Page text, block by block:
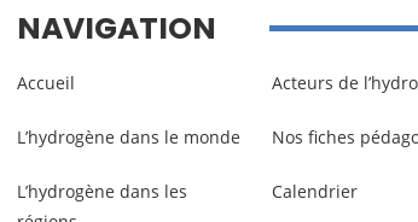
NAVIGATION
Accueil
L’hydrogène dans le monde
L’hydrogène dans les
Acteurs de
Nos fiches
Calendrier